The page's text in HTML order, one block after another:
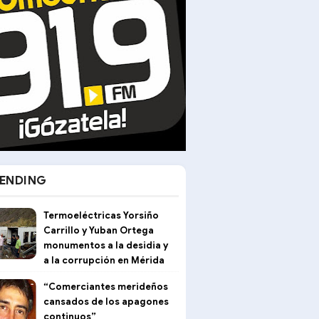
Termoeléctricas Yorsiño
Carrillo y Yuban Ortega
monumentos a la desidia y
a la corrupción en Mérida
“Comerciantes merideños
cansados de los apagones